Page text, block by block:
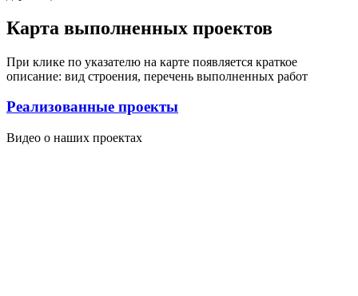
Карта выполненных проектов
При клике по указателю на карте появляется краткое
описание: вид строения, перечень выполненных работ
Реализованные проекты
Видео о наших проектах